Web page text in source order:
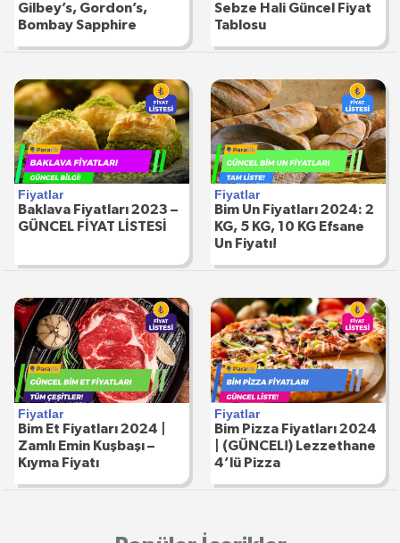
Gilbey’s, Gordon’s,
Bombay Sapphire
Sebze Hali Güncel Fiyat
Tablosu
Fiyatlar
Baklava Fiyatları 2023 –
GÜNCEL FİYAT LİSTESİ
Fiyatlar
Bim Un Fiyatları 2024: 2
KG, 5 KG, 10 KG Efsane
Un Fiyatı!
Fiyatlar
Bim Et Fiyatları 2024 |
Zamlı Emin Kuşbaşı –
Kıyma Fiyatı
Fiyatlar
Bim Pizza Fiyatları 2024
| (GÜNCEL!) Lezzethane
4’lü Pizza